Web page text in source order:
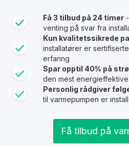
Få 3 tilbud på 24 timer
venting på svar fra
Kun kvalitetssikrede
installatører er
erfaring
Spar opptil 40% på
den mest
Personlig rådgiver
til varmepumpen er
Få tilbud på